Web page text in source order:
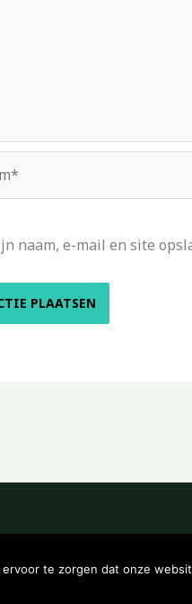
naam, e-mail en site
te zorgen dat onze